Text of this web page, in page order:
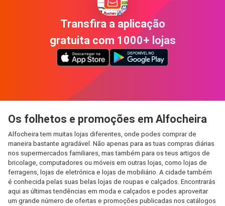
Transfira a aplicação
gratuita com 1000+ lojas
Os folhetos e promoções em Alfocheira
Alfocheira tem muitas lojas diferentes, onde podes comprar de
maneira bastante agradável. Não apenas para as tuas compras diárias
nos supermercados familiares, mas também para os teus artigos de
bricolage, computadores ou móveis em outras lojas, como lojas de
ferragens, lojas de eletrónica e lojas de mobiliário. A cidade também
é conhecida pelas suas belas lojas de roupas e calçados. Encontrarás
aqui as últimas tendências em moda e calçados e podes aproveitar
um grande número de ofertas e promoções publicadas nos catálogos